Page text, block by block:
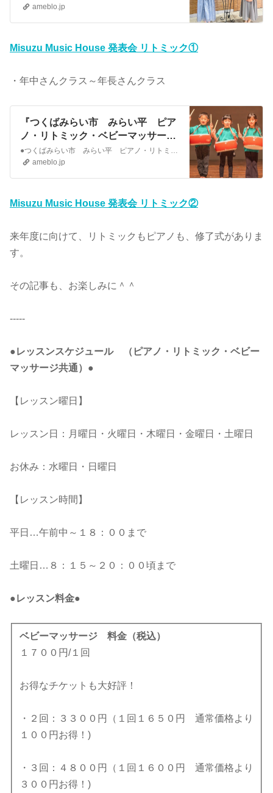
ameblo.jp
Misuzu Music House 発表会 リトミック①
・年中さんクラス～年長さんクラス
『つくばみらい市 みらい平 ピア
ノ・リトミック・ベビーマッサージ
教室 ２０２３年度 発表会② 』
ameblo.jp
Misuzu Music House 発表会 リトミック②
来年度に向けて、リトミックもピアノも、修了式がありま
す。
その記事も、お楽しみに＾＾
-----
●レッスンスケジュール （ピアノ・リトミック・ベビー
マッサージ共通）●
【レッスン曜日】
レッスン日：月曜日・火曜日・木曜日・金曜日・土曜日
お休み：水曜日・日曜日
【レッスン時間】
平日…午前中～１８：００まで
土曜日…８：１５～２０：００頃まで
●レッスン料金●
ベビーマッサージ 料金（税込）
１７００円/１回
お得なチケットも大好評！
・２回：３３００円（１回１６５０円 通常価格より
１００円お得！)
・３回：４８００円（１回１６００円 通常価格より
３００円お得！)